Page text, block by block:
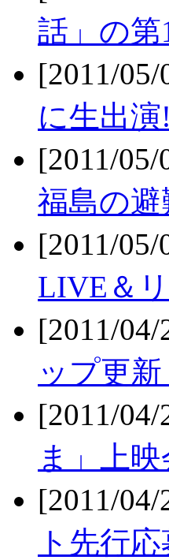
話」の
[2011/
に生出演
[2011/
福島の
[2011/
LIVE＆
[2011/
ップ更新
[2011/
ま」上
[2011/
ト先行